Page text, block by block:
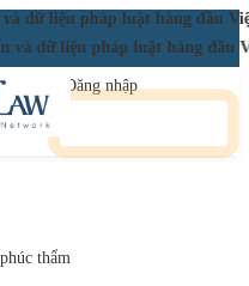
dữ liệu pháp luật hàng đầu
và dữ liệu pháp luật hàng đầu
Đăng nhập
thẩm